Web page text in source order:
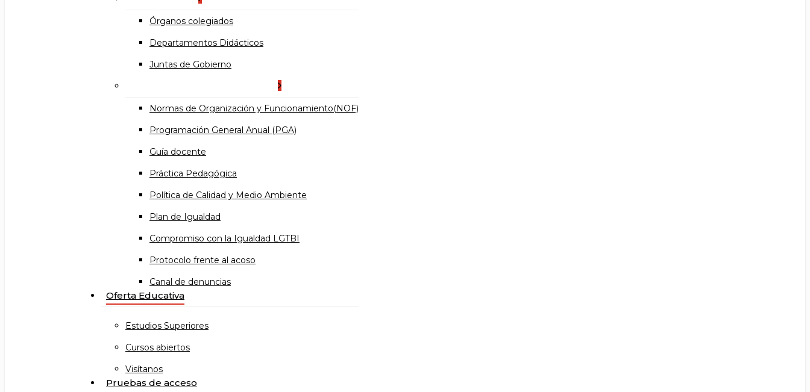
Órganos colegiados
Departamentos Didácticos
Juntas de Gobierno
Normas de Organización y Funcionamiento(NOF)
Programación General Anual (PGA)
Guía docente
Práctica Pedagógica
Política de Calidad y Medio Ambiente
Plan de Igualdad
Compromiso con la Igualdad LGTBI
Protocolo frente al acoso
Canal de denuncias
Oferta Educativa
Estudios Superiores
Cursos abiertos
Visítanos
Pruebas de acceso